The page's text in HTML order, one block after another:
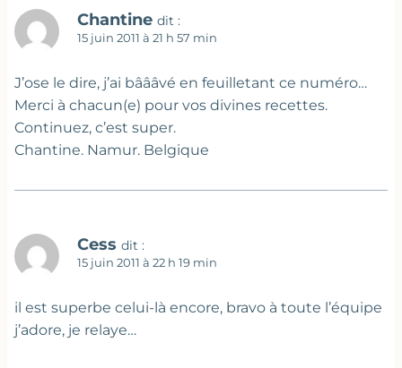
Chantine dit :
15 juin 2011 à 21 h 57 min
J’ose le dire, j’ai bâââvé en feuilletant ce numéro…
Merci à chacun(e) pour vos divines recettes.
Continuez, c’est super.
Chantine. Namur. Belgique
Cess dit :
15 juin 2011 à 22 h 19 min
il est superbe celui-là encore, bravo à toute l’équipe
j’adore, je relaye…